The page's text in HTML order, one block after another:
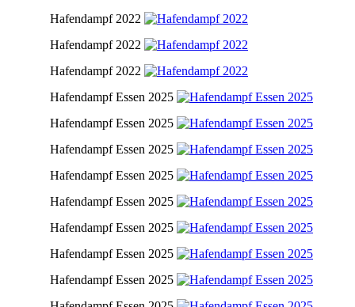
Hafendampf 2022
Hafendampf 2022
Hafendampf 2022
Hafendampf Essen 2025
Hafendampf Essen 2025
Hafendampf Essen 2025
Hafendampf Essen 2025
Hafendampf Essen 2025
Hafendampf Essen 2025
Hafendampf Essen 2025
Hafendampf Essen 2025